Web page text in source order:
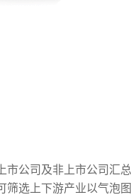
市公司及非上市公司汇
筛选上下游产业以气泡